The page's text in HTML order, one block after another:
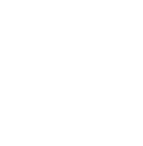
Rechtspraak.nl
verlaat Rechtspraak.nl
- U verlaat Rechtspraak.nl
- U verlaat Rechtspraak.nl
- U verlaat
hoogte' nieuwsbrief - U verlaat